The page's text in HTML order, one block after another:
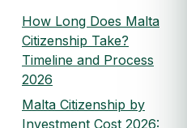
How Long Does Malta
Citizenship Take?
Timeline and Process
2026
Malta Citizenship by
Investment Cost 2026: